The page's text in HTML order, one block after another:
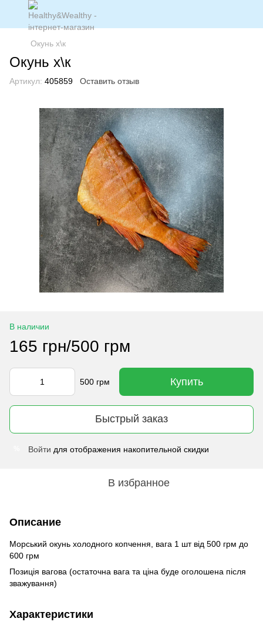
Окунь х\к
Окунь х\к
Артикул: 405859 Оставить отзыв
В наличии
165 грн/500 грм
500 грм Купить
Быстрый заказ
Войти для отображения накопительной скидки
В избранное
Описание
Морський окунь холодного копчення, вага 1 шт від 500 грм до
600 грм
Позиція вагова (остаточна вага та ціна буде оголошена після
зважування)
Характеристики